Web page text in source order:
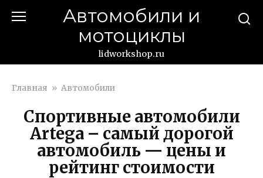
Автомобили и
мотоциклы
lidworkshop.ru
Главная » Автомобили
Спортивные автомобили
Artega – самый дорогой
автомобиль — цены и
рейтинг стоимости